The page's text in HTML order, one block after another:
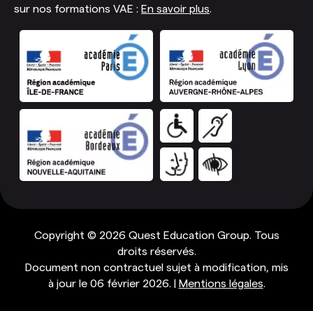
sur nos formations VAE : En savoir plus.
Copyright © 2026 Quest Education Group. Tous
droits réservés.
Document non contractuel sujet à modification, mis
à jour le 06 février 2026. | Mentions légales.